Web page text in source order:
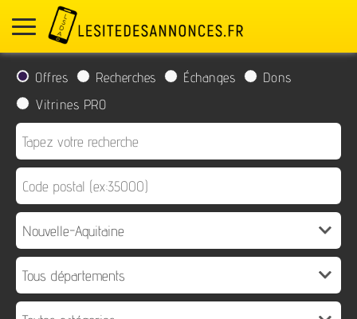
Offres Recherches Échanges
Dons
Vitrines PRO